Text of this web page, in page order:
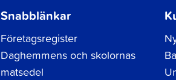
Snabblänkar
Företagsregister
Daghemmens och skolornas
matsedel